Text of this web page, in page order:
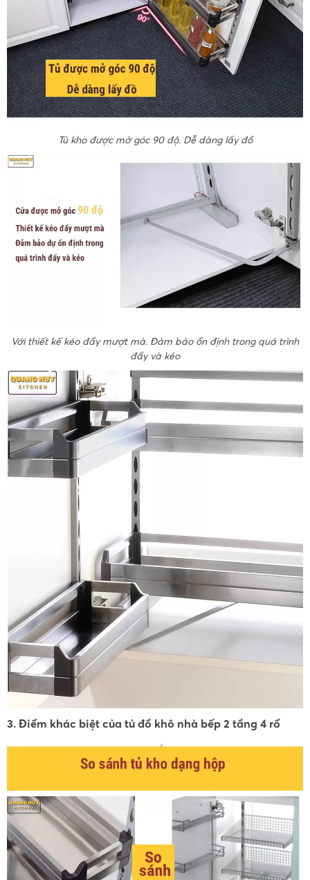
Tủ kho được mở góc 90 độ. Dễ dàng lấy đồ
Với thiết kế kéo đẩy mượt mà. Đảm bảo ổn định trong quá trình
đẩy và kéo
3. Điểm khác biệt của tủ đồ khô nhà bếp 2 tầng 4 rổ